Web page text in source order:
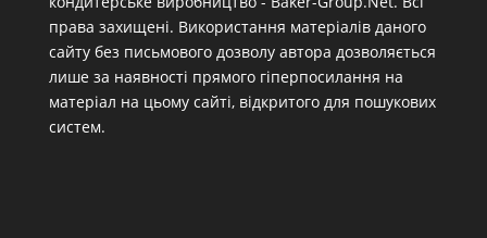
права захищені. Використання матеріалів даного
сайту без письмового дозволу автора дозволяється
лише за наявності прямого гіперпосилання на
матеріал на цьому сайті, відкритого для пошукових
систем.